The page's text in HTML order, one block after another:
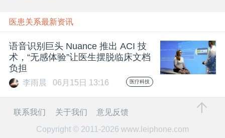
雷
峰
网
公
医患关系最新资讯
语音识别巨头 Nuance 推出 ACI 技
术，“无感体验”让医生摆脱临床文档
负担
李雨晨 06月15日 13:16 医疗科技
联系我们 关于我们
意见反馈
Copyright © 2011-2026 www.leiphone.com